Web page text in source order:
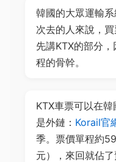
韓國的大眾運輸
次去的人來說，
先講KTX的部分
程的骨幹。
KTX車票可以在
是外鏈： Korail官
季。票價單程約
元），來回就佔